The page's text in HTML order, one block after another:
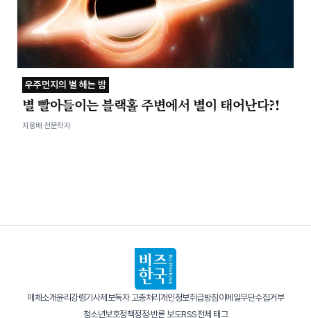
우주먼지의 별 헤는 밤
별 빨아들이는 블랙홀 주변에서 별이 태어난다?!
지웅배 천문학자
매체소개윤리강령기사제보독자 고충처리개인정보취급방침이메일무단수집거부
청소년보호정책정정·반론 보도RSS전체 태그